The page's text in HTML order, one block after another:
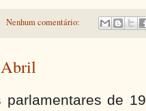
Nenhum comentário:
Abril
parlamentares de